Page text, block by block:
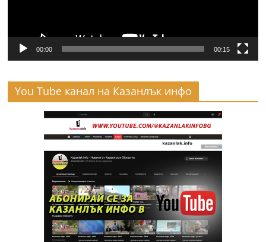
00:00 00:15
You Tube канал на Казанлък инфо